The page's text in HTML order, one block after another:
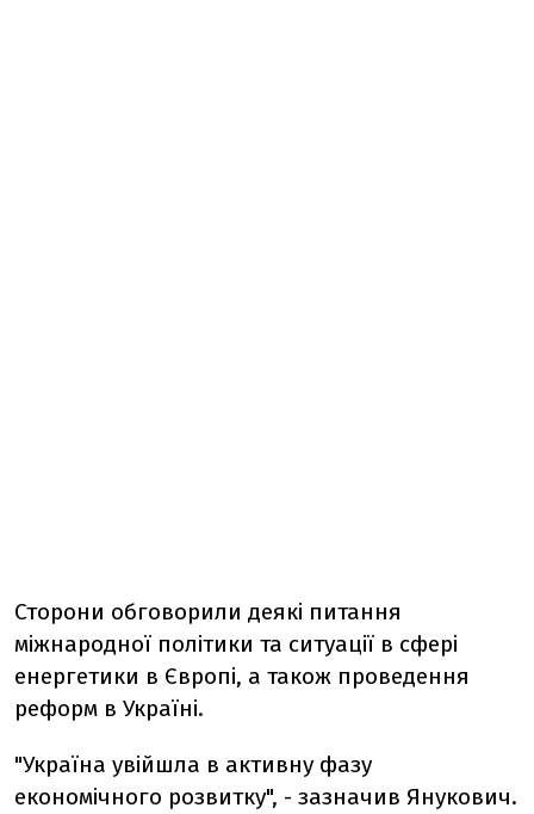
Сторони обговорили деякі питання
міжнародної політики та ситуації в сфері
енергетики в Європі, а також проведення
реформ в Україні.
"Україна увійшла в активну фазу
економічного розвитку", - зазначив Янукович.